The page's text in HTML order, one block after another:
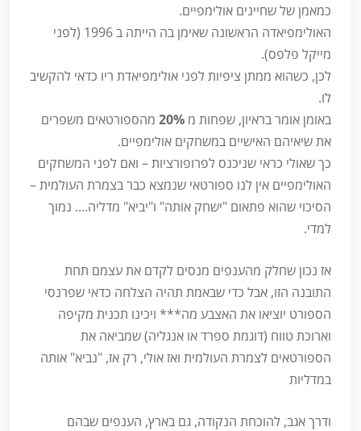
כמאמן של שחיינים אולימפיים.
האולימפיאדה הראשונה שאימן בה הייתה ב 1996 (לפני
מייקל פלפס).
לכן, כשהוא ממתן ציפיות לפני אולימפיאדת ריו כדאי להקשיב
לו.
באומן אומר בראיון, שפחות מ20% מהספורטאים משפרים
את שיאיהם האישיים במשחקים אולימפיים.
כך שאולי כראי שניכנס לפרופורציות – ואם לפני המשחקים
האולימפיים אין לנו ספורטאי שנמצא כבר בצמרת העולמית –
הסיכוי שהוא פתאום "ישחק אותה" ו"יביא" מדליה…. נמוך
למדי.
אז נכון שחלק מהענפים מנסים לקדם את עצמם תחת
התובנה הזו, אבל כדי שבאמת תהיה הצלחה כדאי שפרנסי
הספורט יוציאו את האצבע מה*** ויכינו תכנית מקיפה
וארוכת טווח (דוגמת ספרד או אנגליה) שמביאה את
הספורטאים לצמרת העולמית ואז אולי, רק אז, "נביא" אותה
במדליות
ודרך אגב, להוכחת הנקודה, גם בארץ, הענפים שבהם